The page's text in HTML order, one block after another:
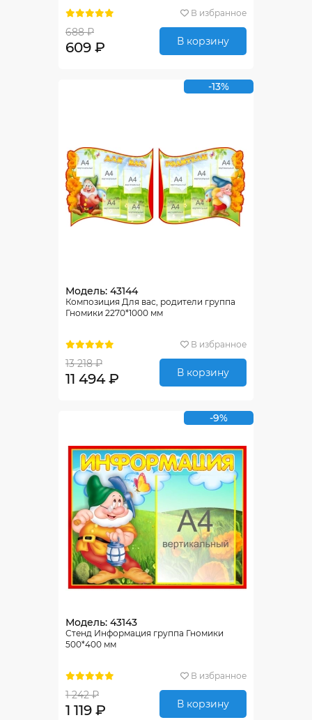
В избранное
688 ₽
609 ₽ В корзину
-13%
Модель: 43144
Композиция Для вас, родители группа
Гномики 2270*1000 мм
В избранное
13 218 ₽
11 494 ₽ В корзину
-9%
Модель: 43143
Стенд Информация группа Гномики
500*400 мм
В избранное
1 242 ₽
1 119 ₽ В корзину